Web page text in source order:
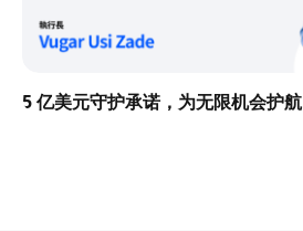
5 亿美元守护承诺，为无限机会护航